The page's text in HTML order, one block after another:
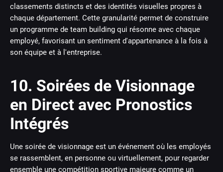
classements distincts et des identités visuelles propres à
chaque département. Cette granularité permet de construire
un programme de team building qui résonne avec chaque
employé, favorisant un sentiment d'appartenance à la fois à
son équipe et à l'entreprise.
10. Soirées de Visionnage
en Direct avec Pronostics
Intégrés
Une soirée de visionnage est un événement où les employés
se rassemblent, en personne ou virtuellement, pour regarder
ensemble une compétition sportive majeure comme un